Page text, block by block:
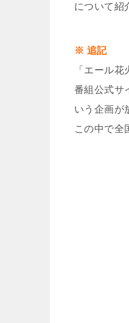
について紹
※ 追記
「エール
番組公式サ
いう企画が
この中で全